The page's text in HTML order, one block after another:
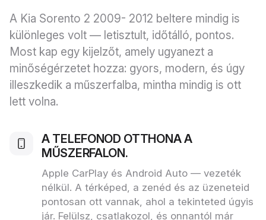
A Kia Sorento 2 2009- 2012 beltere mindig is
különleges volt — letisztult, időtálló, pontos.
Most kap egy kijelzőt, amely ugyanezt a
minőségérzetet hozza: gyors, modern, és úgy
illeszkedik a műszerfalba, mintha mindig is ott
lett volna.
A TELEFONOD OTTHONA A
MŰSZERFALON.
Apple CarPlay és Android Auto — vezeték
nélkül. A térképed, a zenéd és az üzeneteid
pontosan ott vannak, ahol a tekinteted úgyis
jár. Felülsz, csatlakozol, és onnantól már